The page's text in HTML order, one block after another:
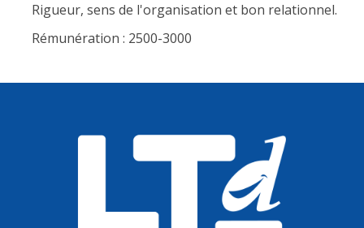
Rigueur, sens de l'organisation et bon relationnel.
Rémunération : 2500-3000